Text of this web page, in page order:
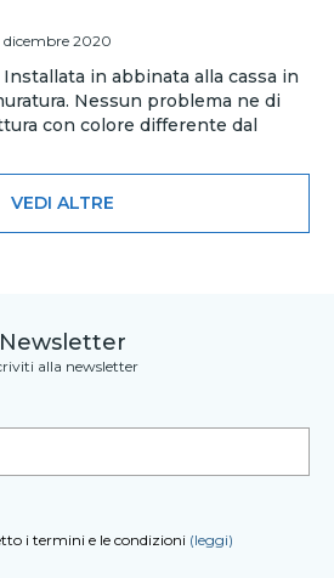
dicembre 2020
in abbinata alla cassa in
Nessun problema ne di
con colore differente dal
VEDI ALTRE
Newsletter
alla newsletter
i termini e le condizioni (leggi)